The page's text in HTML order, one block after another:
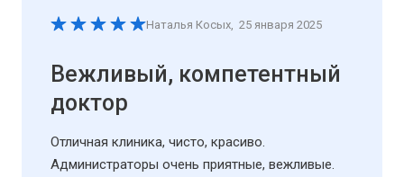
Наталья Косых 25 января 2025
Вежливый, компетентный
доктор
Отличная клиника, чисто, красиво.
Администраторы очень приятные, вежливые.